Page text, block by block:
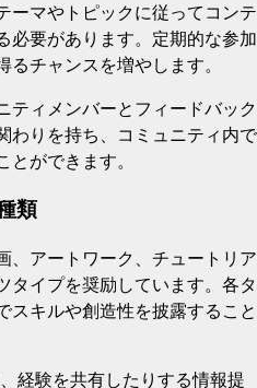
ーマやトピックに従ってコンテ
必要があります。定期的な参加
チャンスを増やします。
ティメンバーとフィードバック
わりを持ち、コミュニティ内で
ができます。
類
、アートワーク、チュートリア
タイプを奨励しています。各タ
スキルや創造性を披露すること
経験を共有したりする情報提